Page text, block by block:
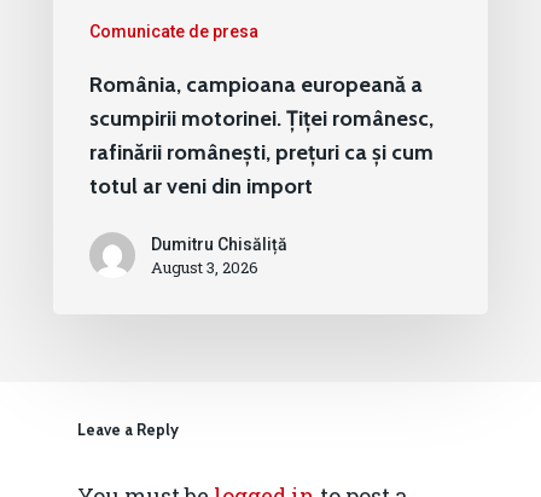
Comunicate de presa
România, campioana europeană a
scumpirii motorinei. Țiței românesc,
rafinării românești, prețuri ca și cum
totul ar veni din import
Dumitru Chisăliță
August 3, 2026
Leave a Reply